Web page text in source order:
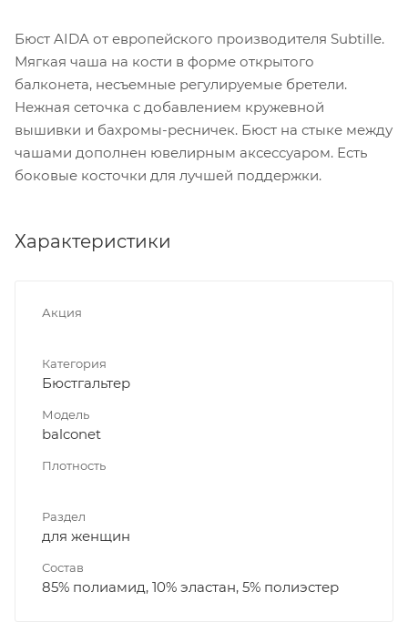
Бюст AIDA от европейского производителя Subtille.
Мягкая чаша на кости в форме открытого
балконета, несъемные регулируемые бретели.
Нежная сеточка с добавлением кружевной
вышивки и бахромы-ресничек. Бюст на стыке между
чашами дополнен ювелирным аксессуаром. Есть
боковые косточки для лучшей поддержки.
Характеристики
Акция
Категория
Бюстгальтер
Модель
balconet
Плотность
Раздел
для женщин
Состав
85% полиамид, 10% эластан, 5% полиэстер